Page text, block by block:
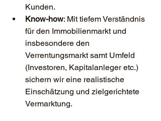
Kunden.
Know-how: Mit tiefem Verständnis
für den Immobilienmarkt und
insbesondere den
Verrentungsmarkt samt Umfeld
(Investoren, Kapitalanleger etc.)
sichern wir eine realistische
Einschätzung und zielgerichtete
Vermarktung.